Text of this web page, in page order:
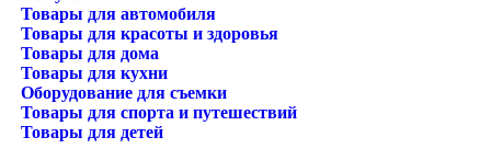
Товары для автомобиля
Товары для красоты и здоровья
Товары для дома
Товары для кухни
Оборудование для съемки
Товары для спорта и путешествий
Товары для детей